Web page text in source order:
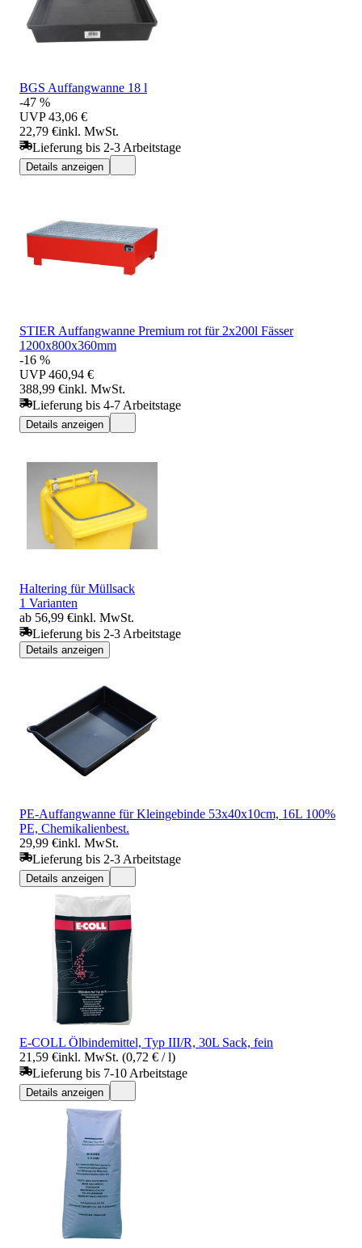
BGS Auffangwanne 18 l
-47 %
UVP 43,06 €
22,79 €inkl. MwSt.
Lieferung bis 2-3 Arbeitstage
Details anzeigen
STIER Auffangwanne Premium rot für 2x200l Fässer
1200x800x360mm
-16 %
UVP 460,94 €
388,99 €inkl. MwSt.
Lieferung bis 4-7 Arbeitstage
Details anzeigen
Haltering für Müllsack
1 Varianten
ab 56,99 €inkl. MwSt.
Lieferung bis 2-3 Arbeitstage
Details anzeigen
PE-Auffangwanne für Kleingebinde 53x40x10cm, 16L 100%
PE, Chemikalienbest.
29,99 €inkl. MwSt.
Lieferung bis 2-3 Arbeitstage
Details anzeigen
E-COLL Ölbindemittel, Typ III/R, 30L Sack, fein
21,59 €inkl. MwSt. (0,72 € / l)
Lieferung bis 7-10 Arbeitstage
Details anzeigen